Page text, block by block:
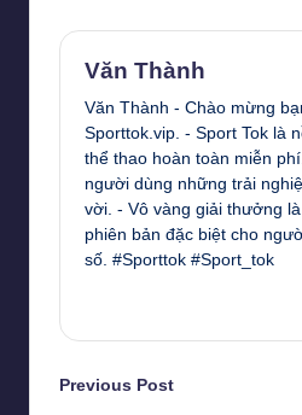
Văn Thành
Văn Thành - Chào mừng
Sporttok.vip. - Sport Tok là
thể thao hoàn toàn miễn
người dùng những trải
vời. - Vô vàng giải thưởng
phiên bản đặc biệt cho
số. #Sporttok #Sport_tok
Post
Previous Post